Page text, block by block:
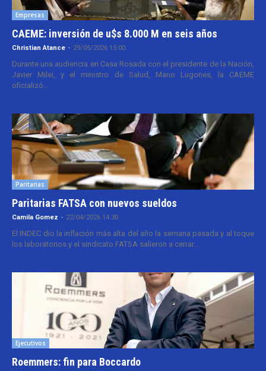
Empresas
CAEME: inversión de u$s 8.000 M en seis años
Christian Atance - 29/05/2026 15:00
Durante una audiencia en Casa Rosada con el presidente de la Nación,
Javier Milei, y el ministro de Salud, Mario Lugones, la CAEME
oficializó...
Paritarias
Paritarias FATSA con nuevos sueldos
Camila Gomez - 22/04/2026 14:30
El INDEC dio la inflación más alta del año la semana pasada y al toque
los laboratorios y el sindicato FATSA salieron a cerrar...
Ejecutivos
Roemmers: fin para Boccardo